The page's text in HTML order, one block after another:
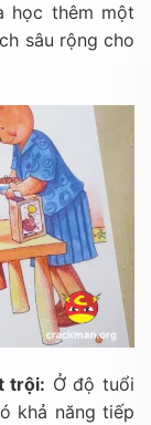
học thêm một
sâu rộng cho
trội: Ở độ tuổi
khả năng tiếp